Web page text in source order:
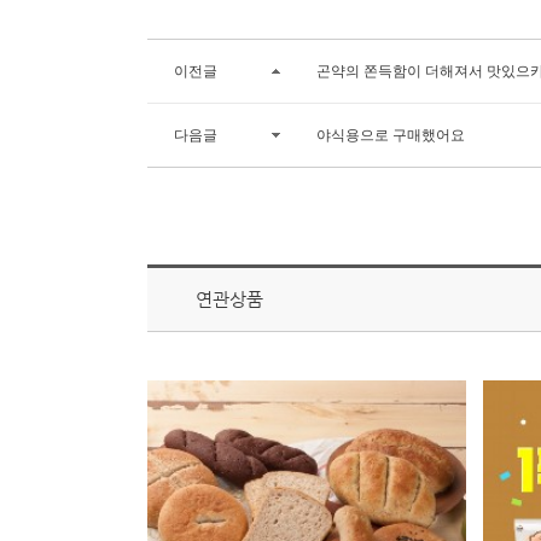
이전글 곤약의 쫀득함이 더해져서 맛있으
다음글 야식용으로 구매했어요
연관상품